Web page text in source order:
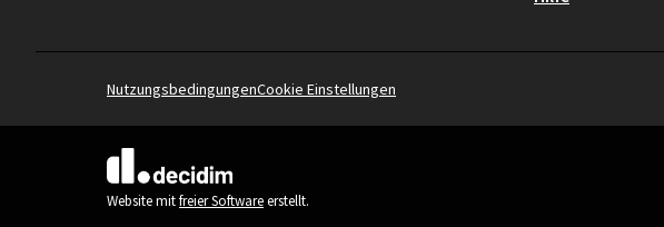
NutzungsbedingungenCookie Einstellungen
(Externer Link)
Website mitfreier Softwareerstellt.